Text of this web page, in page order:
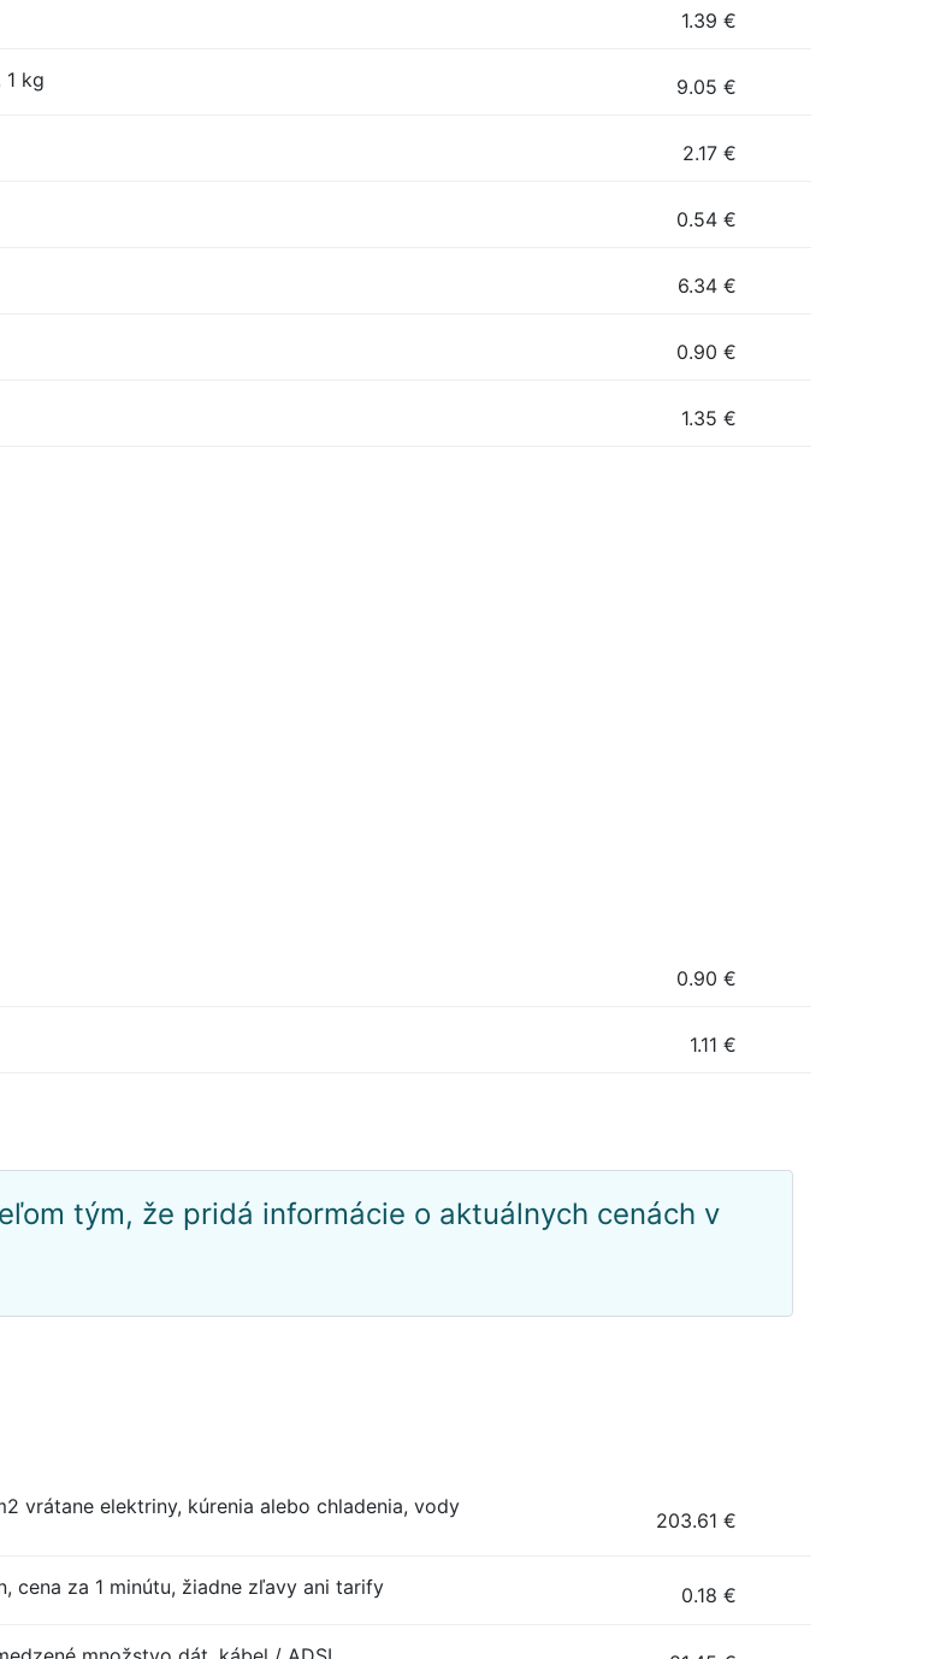
1.39 €
1 kg 9.05 €
2.17 €
0.54 €
6.34 €
0.90 €
1.35 €
0.90 €
1.11 €
tým, že pridá informácie o aktuálnych cenách v
vrátane elektriny, kúrenia alebo chladenia, vody
203.61 €
cena za 1 minútu, žiadne zľavy ani tarify 0.18 €